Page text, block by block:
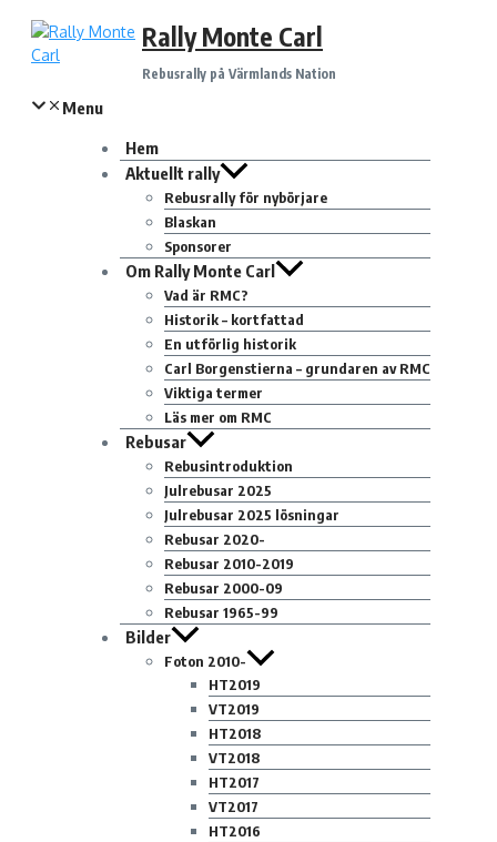
Hoppa
innehåll
Rally Monte Carl
Rebusrally på Värmlands Nation
Menu
Hem
Aktuellt rally
Rebusrally för nybörjare
Blaskan
Sponsorer
Om Rally Monte Carl
Vad är RMC?
Historik – kortfattad
En utförlig historik
Carl Borgenstierna – grundaren av RMC
Viktiga termer
Läs mer om RMC
Rebusar
Rebusintroduktion
Julrebusar 2025
Julrebusar 2025 lösningar
Rebusar 2020-
Rebusar 2010-2019
Rebusar 2000-09
Rebusar 1965-99
Bilder
Foton 2010-
HT2019
VT2019
HT2018
VT2018
HT2017
VT2017
HT2016